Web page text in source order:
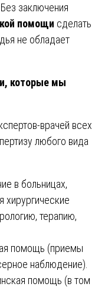
заключения
помощи сделать
не обладает
которые мы
врачей всех
любого вида
в больницах,
хирургические
терапию,
помощь (приемы
наблюдение).
помощь (в том